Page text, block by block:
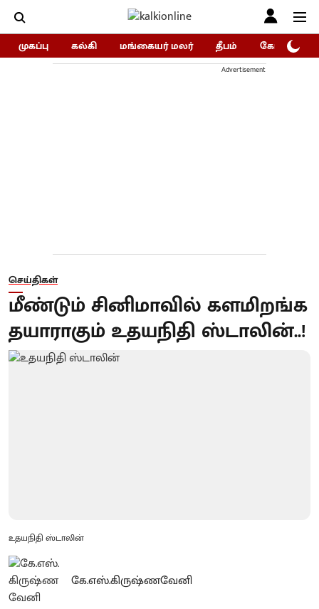
முகப்பு கல்கி மங்கையர் மலர் தீபம் கோகுலம்/
Advertisement
செய்திகள்
மீண்டும் சினிமாவில் களமிறங்க
தயாராகும் உதயநிதி ஸ்டாலின்..!
உதயநிதி ஸ்டாலின்
கே.எஸ்.கிருஷ்ணவேனி